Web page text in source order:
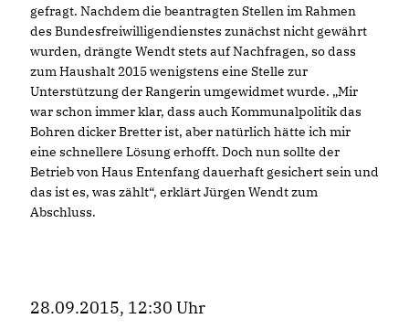
gefragt. Nachdem die beantragten Stellen im Rahmen
des Bundesfreiwilligendienstes zunächst nicht gewährt
wurden, drängte Wendt stets auf Nachfragen, so dass
zum Haushalt 2015 wenigstens eine Stelle zur
Unterstützung der Rangerin umgewidmet wurde. „Mir
war schon immer klar, dass auch Kommunalpolitik das
Bohren dicker Bretter ist, aber natürlich hätte ich mir
eine schnellere Lösung erhofft. Doch nun sollte der
Betrieb von Haus Entenfang dauerhaft gesichert sein und
das ist es, was zählt“, erklärt Jürgen Wendt zum
Abschluss.
28.09.2015, 12:30 Uhr